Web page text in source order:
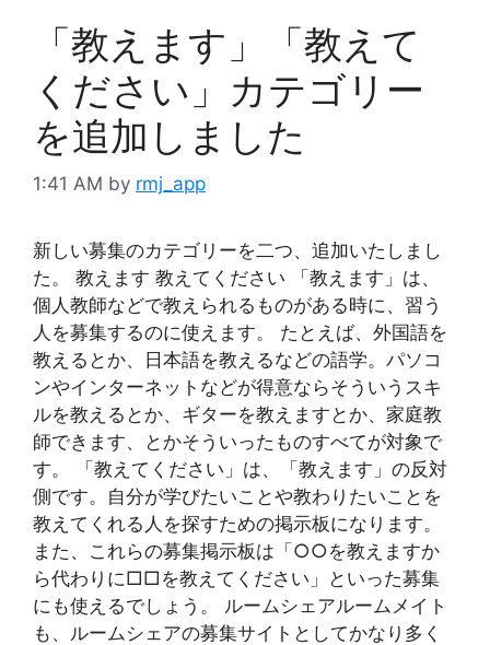
「教えます」「教えて
ください」カテゴリー
を追加しました
1:41 AM by rmj_app
新しい募集のカテゴリーを二つ、追加いたしまし
た。 教えます 教えてください 「教えます」は、
個人教師などで教えられるものがある時に、習う
人を募集するのに使えます。 たとえば、外国語を
教えるとか、日本語を教えるなどの語学。パソコ
ンやインターネットなどが得意ならそういうスキ
ルを教えるとか、ギターを教えますとか、家庭教
師できます、とかそういったものすべてが対象で
す。 「教えてください」は、「教えます」の反対
側です。自分が学びたいことや教わりたいことを
教えてくれる人を探すための掲示板になります。
また、これらの募集掲示板は「○○を教えますか
ら代わりに□□を教えてください」といった募集
にも使えるでしょう。 ルームシェアルームメイト
も、ルームシェアの募集サイトとしてかなり多く